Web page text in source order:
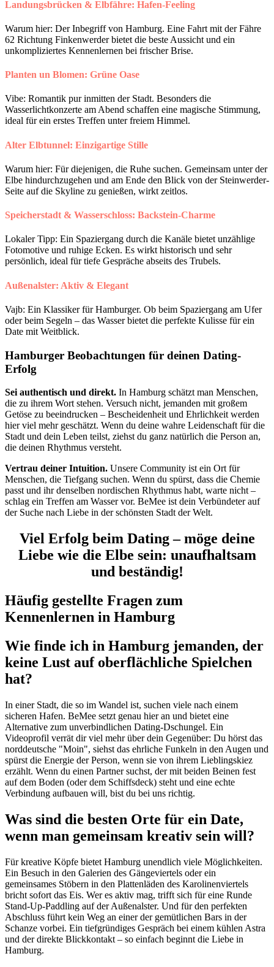
Landungsbrücken & Elbfähre: Hafen-Feeling
Warum hier: Der Inbegriff von Hamburg. Eine Fahrt mit der Fähre
62 Richtung Finkenwerder bietet die beste Aussicht und ein
unkompliziertes Kennenlernen bei frischer Brise.
Planten un Blomen: Grüne Oase
Vibe: Romantik pur inmitten der Stadt. Besonders die
Wasserlichtkonzerte am Abend schaffen eine magische Stimmung,
ideal für ein erstes Treffen unter freiem Himmel.
Alter Elbtunnel: Einzigartige Stille
Warum hier: Für diejenigen, die Ruhe suchen. Gemeinsam unter der
Elbe hindurchzugehen und am Ende den Blick von der Steinwerder-
Seite auf die Skyline zu genießen, wirkt zeitlos.
Speicherstadt & Wasserschloss: Backstein-Charme
Lokaler Tipp: Ein Spaziergang durch die Kanäle bietet unzählige
Fotomotive und ruhige Ecken. Es wirkt historisch und sehr
persönlich, ideal für tiefe Gespräche abseits des Trubels.
Außenalster: Aktiv & Elegant
Vajb: Ein Klassiker für Hamburger. Ob beim Spaziergang am Ufer
oder beim Segeln – das Wasser bietet die perfekte Kulisse für ein
Date mit Weitblick.
Hamburger Beobachtungen für deinen Dating-
Erfolg
Sei authentisch und direkt. In Hamburg schätzt man Menschen,
die zu ihrem Wort stehen. Versuch nicht, jemanden mit großem
Getöse zu beeindrucken – Bescheidenheit und Ehrlichkeit werden
hier viel mehr geschätzt. Wenn du deine wahre Leidenschaft für die
Stadt und dein Leben teilst, ziehst du ganz natürlich die Person an,
die deinen Rhythmus versteht.
Vertrau deiner Intuition. Unsere Community ist ein Ort für
Menschen, die Tiefgang suchen. Wenn du spürst, dass die Chemie
passt und ihr denselben nordischen Rhythmus habt, warte nicht –
schlag ein Treffen am Wasser vor. BeMee ist dein Verbündeter auf
der Suche nach Liebe in der schönsten Stadt der Welt.
Viel Erfolg beim Dating – möge deine
Liebe wie die Elbe sein: unaufhaltsam
und beständig!
Häufig gestellte Fragen zum
Kennenlernen in Hamburg
Wie finde ich in Hamburg jemanden, der
keine Lust auf oberflächliche Spielchen
hat?
In einer Stadt, die so im Wandel ist, suchen viele nach einem
sicheren Hafen. BeMee setzt genau hier an und bietet eine
Alternative zum unverbindlichen Dating-Dschungel. Ein
Videoprofil verrät dir viel mehr über dein Gegenüber: Du hörst das
norddeutsche "Moin", siehst das ehrliche Funkeln in den Augen und
spürst die Energie der Person, wenn sie von ihrem Lieblingskiez
erzählt. Wenn du einen Partner suchst, der mit beiden Beinen fest
auf dem Boden (oder dem Schiffsdeck) steht und eine echte
Verbindung aufbauen will, bist du bei uns richtig.
Was sind die besten Orte für ein Date,
wenn man gemeinsam kreativ sein will?
Für kreative Köpfe bietet Hamburg unendlich viele Möglichkeiten.
Ein Besuch in den Galerien des Gängeviertels oder ein
gemeinsames Stöbern in den Plattenläden des Karolinenviertels
bricht sofort das Eis. Wer es aktiv mag, trifft sich für eine Runde
Stand-Up-Paddling auf der Außenalster. Und für den perfekten
Abschluss führt kein Weg an einer der gemütlichen Bars in der
Schanze vorbei. Ein tiefgründiges Gespräch bei einem kühlen Astra
und der direkte Blickkontakt – so einfach beginnt die Liebe in
Hamburg.